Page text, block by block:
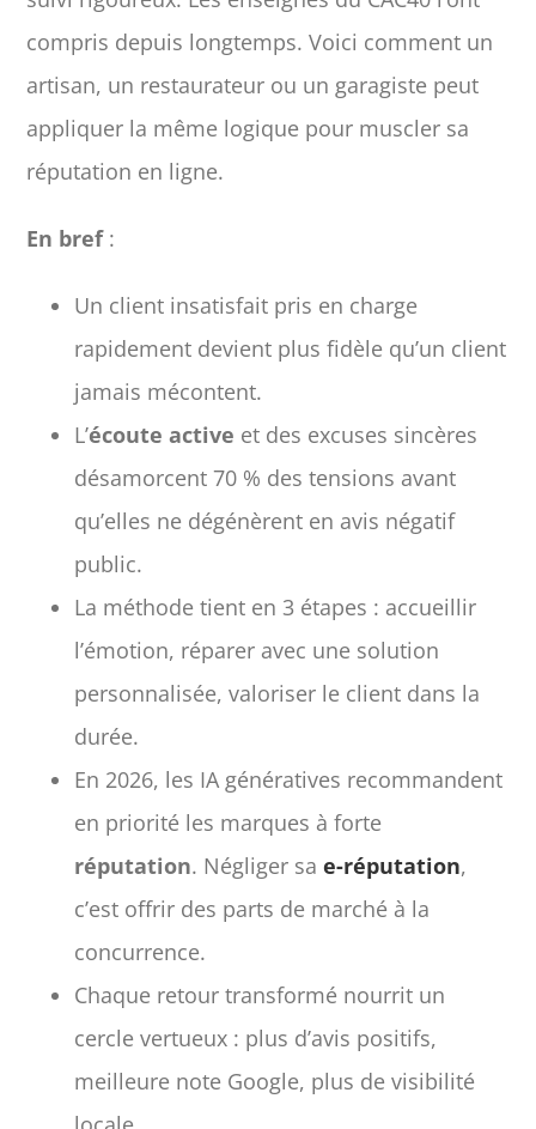
compris depuis longtemps. Voici comment un
artisan, un restaurateur ou un garagiste peut
appliquer la même logique pour muscler sa
réputation en ligne.
En bref:
Un client insatisfait pris en charge
rapidement devient plus fidèle qu’un client
jamais mécontent.
L’écoute active et des excuses sincères
désamorcent 70 % des tensions avant
qu’elles ne dégénèrent en avis négatif
public.
La méthode tient en 3 étapes : accueillir
l’émotion, réparer avec une solution
personnalisée, valoriser le client dans la
durée.
En 2026, les IA génératives recommandent
en priorité les marques à forte
réputation. Négliger sae-réputation,
c’est offrir des parts de marché à la
concurrence.
Chaque retour transformé nourrit un
cercle vertueux : plus d’avis positifs,
meilleure note Google, plus de visibilité